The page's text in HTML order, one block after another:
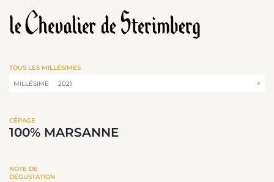
TOUS LES MILLÉSIMES
CÉPAGE
100% MARSANNE
NOTE DE
DÉGUSTATION